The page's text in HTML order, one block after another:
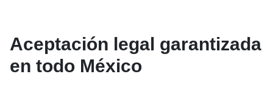
Aceptación legal garantizada
en todo México